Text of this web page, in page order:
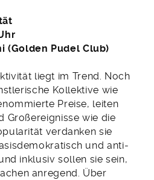
(Golden Pudel Club)
liegt im Trend. Noch
Kollektive wie
Preise, leiten
Großereignisse wie die
verdanken sie
und anti-
inklusiv sollen sie sein,
anregend. Über